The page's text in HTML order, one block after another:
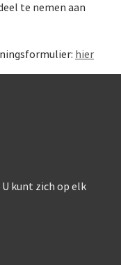
te nemen aan
hier
U kunt zich op elk